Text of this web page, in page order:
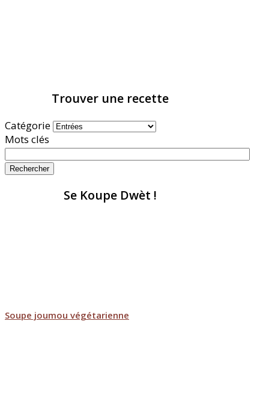
Trouver une recette
Catégorie
Mots clés
Rechercher
Se Koupe Dwèt !
Soupe joumou végétarienne